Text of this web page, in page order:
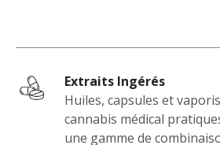
Extraits Ingérés
Huiles, capsules et
cannabis médical
une gamme de